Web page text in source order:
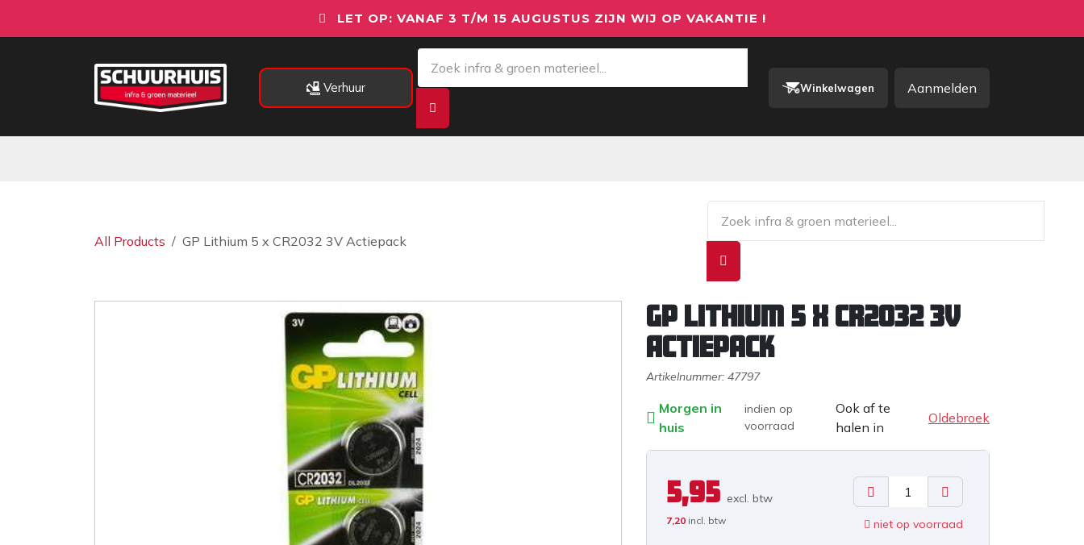
LET OP: VANAF 3 T/M 15 AUGUSTUS ZIJN WIJ OP VAKANTIE !
Verhuur Winkelwagen Aanmelden
All Products GP Lithium 5 x CR2032 3V Actiepack
GP Lithium 5 x CR2032 3V
Actiepack
Artikelnummer: 47797
Morgen in
huis
indien op
voorraad
Ook af te
halen in
Oldebroek
5,95 excl. btw
7,20 incl. btw niet op voorraad